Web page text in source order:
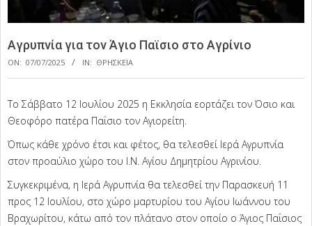
Αγρυπνία για τον Άγιο Παϊσιο στο Αγρίνιο
ON: 07/07/2025 IN: ΘΡΗΣΚΕΙΑ
Tο Σάββατο 12 Ιουλίου 2025 η Εκκλησία εορτάζει τον Όσιο και
Θεοφόρο πατέρα Παΐσιο τον Αγιορείτη.
Όπως κάθε χρόνο έτσι και φέτος, θα τελεσθεί Ιερά Αγρυπνία
στον προαύλιο χώρο του Ι.Ν. Αγίου Δημητρίου Αγρινίου.
Συγκεκριμένα, η Ιερά Αγρυπνία θα τελεσθεί την Παρασκευή 11
προς 12 Ιουλίου, στο χώρο μαρτυρίου του Αγίου Ιωάννου του
Βραχωρίτου, κάτω από τον πλάτανο στον οποίο ο Άγιος Παΐσιος